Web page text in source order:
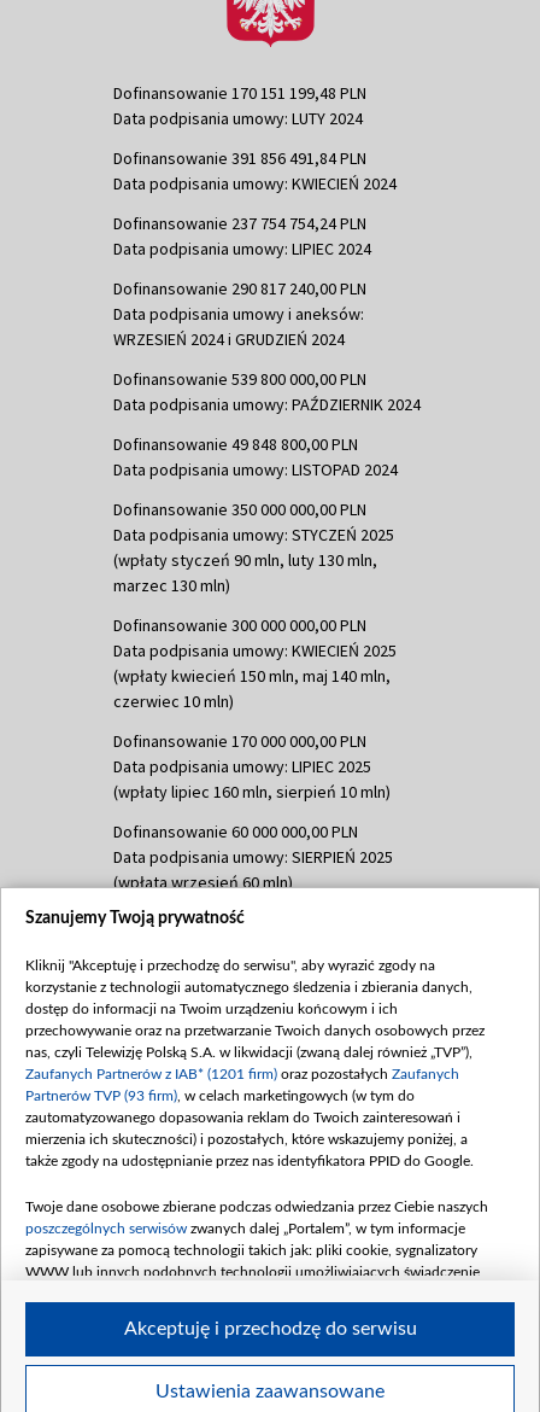
Dofinansowanie 170 151 199,48 PLN
Data podpisania umowy: LUTY 2024
Dofinansowanie 391 856 491,84 PLN
Data podpisania umowy: KWIECIEŃ 2024
Dofinansowanie 237 754 754,24 PLN
Data podpisania umowy: LIPIEC 2024
Dofinansowanie 290 817 240,00 PLN
Data podpisania umowy i aneksów:
WRZESIEŃ 2024 i GRUDZIEŃ 2024
Dofinansowanie 539 800 000,00 PLN
Data podpisania umowy: PAŹDZIERNIK 2024
Dofinansowanie 49 848 800,00 PLN
Data podpisania umowy: LISTOPAD 2024
Dofinansowanie 350 000 000,00 PLN
Data podpisania umowy: STYCZEŃ 2025
(wpłaty styczeń 90 mln, luty 130 mln,
marzec 130 mln)
Dofinansowanie 300 000 000,00 PLN
Data podpisania umowy: KWIECIEŃ 2025
(wpłaty kwiecień 150 mln, maj 140 mln,
czerwiec 10 mln)
Dofinansowanie 170 000 000,00 PLN
Data podpisania umowy: LIPIEC 2025
(wpłaty lipiec 160 mln, sierpień 10 mln)
Dofinansowanie 60 000 000,00 PLN
Data podpisania umowy: SIERPIEŃ 2025
(wpłata wrzesień 60 mln)
Dofinansowanie 635 783 051,21 PLN
(wpłata wrzesień 100 mln, październik 350
mln, listopad 265 mln)
Dofinansowanie 48 862 000,00 PLN
Data podpisania umowy: GRUDZIEŃ 2025
(wpłata grudzień 60,548 mln)
Dofinansowanie 900 000 000,00 PLN
Data podpisania umowy: LUTY 2026 (wpłata
kwiecień 180 mln, 7 maja 180 mln, 8
czerwca 90 mln)
Dofinansowanie 250 000 000,00 PLN
4 sierpnia 250 mln
Szanujemy Twoją prywatność
Kliknij "Akceptuję i przechodzę do serwisu", aby wyrazić zgody na
korzystanie z technologii automatycznego śledzenia i zbierania danych,
dostęp do informacji na Twoim urządzeniu końcowym i ich
przechowywanie oraz na przetwarzanie Twoich danych osobowych przez
nas, czyli Telewizję Polską S.A. w likwidacji (zwaną dalej również „TVP”),
Zaufanych Partnerów z IAB* (1201 firm) oraz pozostałych Zaufanych
Partnerów TVP (93 firm) , w celach marketingowych (w tym do
zautomatyzowanego dopasowania reklam do Twoich zainteresowań i
mierzenia ich skuteczności) i pozostałych, które wskazujemy poniżej, a
także zgody na udostępnianie przez nas identyfikatora PPID do Google.
Twoje dane osobowe zbierane podczas odwiedzania przez Ciebie naszych
poszczególnych serwisów zwanych dalej „Portalem”, w tym informacje
zapisywane za pomocą technologii takich jak: pliki cookie, sygnalizatory
WWW lub innych podobnych technologii umożliwiających świadczenie
Twoje dane osobowe zbierane podczas odwiedzania przez Ciebie
Ustawienia zaawansowane
Akceptuję i przechodzę do serwisu